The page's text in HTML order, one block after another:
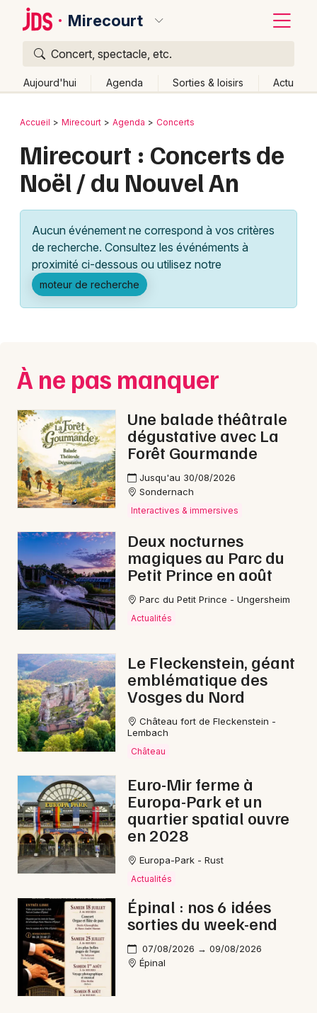
Mirecourt
Concert, spectacle, etc.
Aujourd'hui Agenda Sorties & loisirs Actu
Publier un événement
Grands événements
Activité & Expérience
Manifestations
Foires & salons
Concerts
Sports
Soirées
Sorties famille
Sorties & loisirs
Concerts de Noël dans les Vosges
Concerts de Noël en Lorraine
Concerts de Noël dans le Grand Est
Newsletter des sorties
Artistes en tournée
Actus à Mirecourt
Magazine à Mirecourt
Choisir mes départements
Bordeaux
Colmar
Lille
Lyon
Marseille
Mulhouse
Nice
Paris
Strasbourg
Toulouse
Toutes les villes
Retour
Accueil Mirecourt Agenda Concerts
Mirecourt : Concerts de
Noël / du Nouvel An
Aucun événement ne correspond à vos critères
de recherche. Consultez les événéments à
proximité ci-dessous ou utilisez notre
moteur de recherche
À ne pas manquer
Une balade théâtrale
dégustative avec La
Forêt Gourmande
Jusqu'au 30/08/2026
Sondernach
Interactives & immersives
Deux nocturnes
magiques au Parc du
Petit Prince en août
Parc du Petit Prince - Ungersheim
Actualités
Le Fleckenstein, géant
emblématique des
Vosges du Nord
Château fort de Fleckenstein -
Lembach
Château
Euro-Mir ferme à
Europa-Park et un
quartier spatial ouvre
en 2028
Europa-Park - Rust
Actualités
Épinal : nos 6 idées
sorties du week-end
07/08/2026 → 09/08/2026
Épinal
Quoi ?
Où ?
Partout
Près de moi Changer de lieu
Quand ?
Effacer les dates
Aujourd'hui
Demain Ce week-end Autre